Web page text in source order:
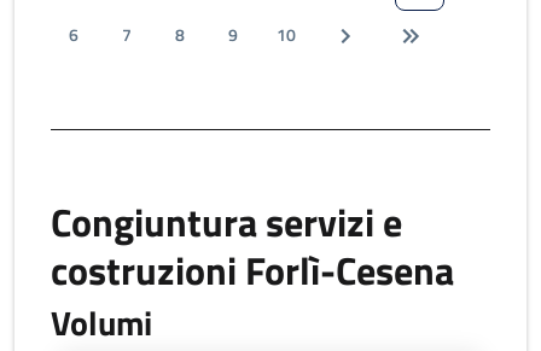
6
7 8 9 10
Congiuntura servizi e
costruzioni Forlì-Cesena
Volumi